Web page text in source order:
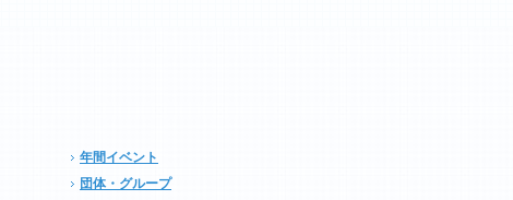
年間イベント
団体・グループ